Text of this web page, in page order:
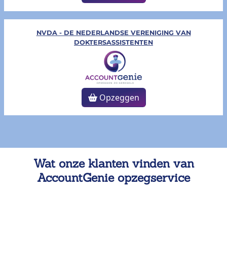
NVDA - DE NEDERLANDSE VERENIGING VAN
DOKTERSASSISTENTEN
Opzeggen
Wat onze klanten vinden van
AccountGenie opzegservice